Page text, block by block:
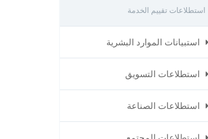
استطلاعات تقييم الخدمة
استبيانات الموارد البشرية
استطلاعات التسويق
استطلاعات الصناعة